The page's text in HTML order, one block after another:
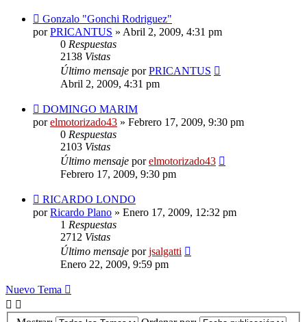
Gonzalo "Gonchi Rodriguez"
porPRICANTUS » Abril 2, 2009, 4:31 pm
0 Respuestas
2138 Vistas
Último mensaje porPRICANTUS
Abril 2, 2009, 4:31 pm
DOMINGO MARIM
porelmotorizado43 » Febrero 17, 2009, 9:30 pm
0 Respuestas
2103 Vistas
Último mensaje porelmotorizado43
Febrero 17, 2009, 9:30 pm
RICARDO LONDO
porRicardo Plano » Enero 17, 2009, 12:32 pm
1 Respuestas
2712 Vistas
Último mensaje porjsalgatti
Enero 22, 2009, 9:59 pm
Nuevo Tema